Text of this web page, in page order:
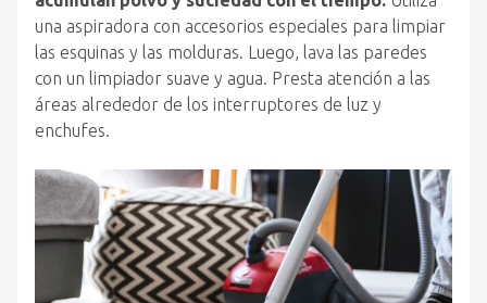
una aspiradora con accesorios especiales para limpiar
las esquinas y las molduras. Luego, lava las paredes
con un limpiador suave y agua. Presta atención a las
áreas alrededor de los interruptores de luz y
enchufes.